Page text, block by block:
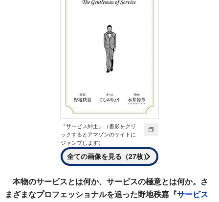
『サービス紳士』（書影をクリ
ックするとアマゾンのサイトに
ジャンプします）
全ての画像を見る（27枚）
本物のサービスとは何か、サービスの極意とは何か。さ
まざまなプロフェッショナルを追った野地秩嘉『サービス